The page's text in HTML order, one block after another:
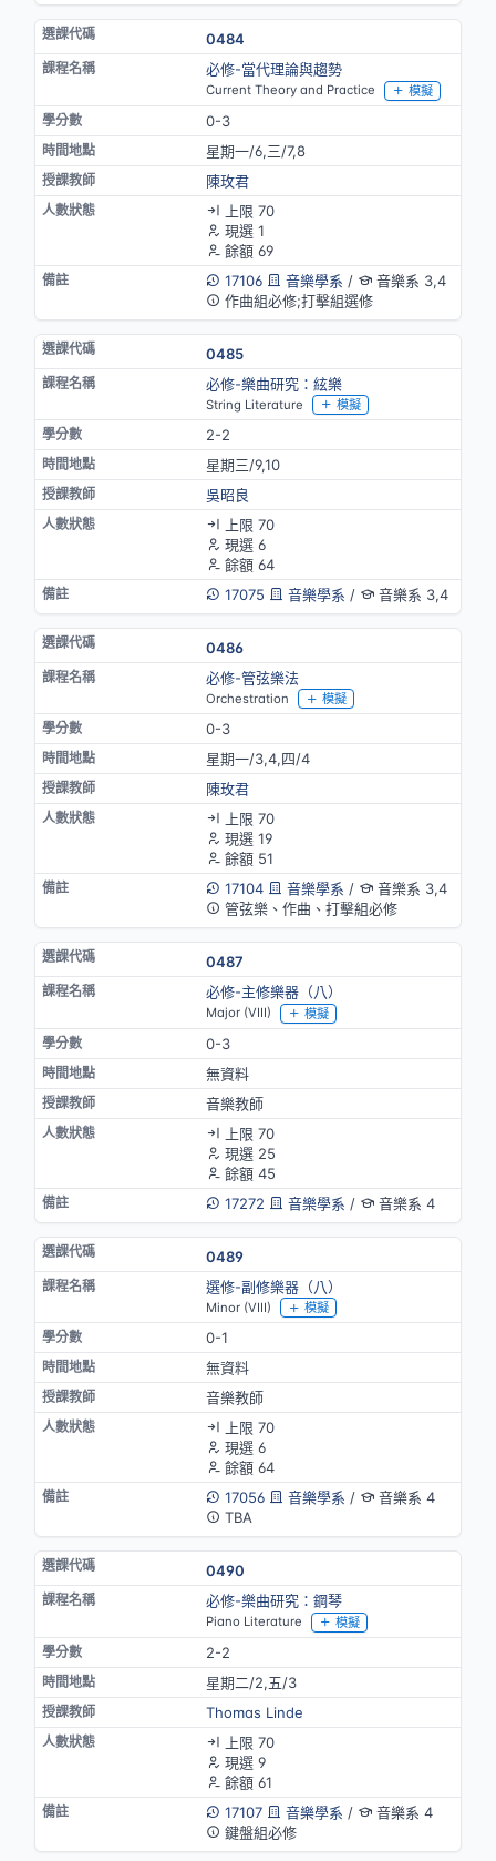
0484
必修-當代理論與趨勢
Current Theory and Practice 模擬
0-3
星期一/6,三/7,8
陳玫君
上限 70
現選 1
餘額 69
17106
音樂學系 /
音樂系 3,4
作曲組必修;打擊組選修
0485
必修-樂曲研究：絃樂
String Literature 模擬
2-2
星期三/9,10
吳昭良
上限 70
現選 6
餘額 64
17075
音樂學系 / 音樂系 3,4
0486
必修-管弦樂法
Orchestration 模擬
0-3
星期一/3,4,四/4
陳玫君
上限 70
現選 19
餘額 51
17104
音樂學系 /
音樂系 3,4
管弦樂、作曲、打擊組必修
0487
必修-主修樂器（八）
Major (VIII) 模擬
0-3
無資料
音樂教師
上限 70
現選 25
餘額 45
17272
音樂學系 / 音樂系 4
0489
選修-副修樂器（八）
Minor (VIII) 模擬
0-1
無資料
音樂教師
上限 70
現選 6
餘額 64
17056
音樂學系 /
音樂系 4
TBA
0490
必修-樂曲研究：鋼琴
Piano Literature 模擬
2-2
星期二/2,五/3
Thomas Linde
上限 70
現選 9
餘額 61
17107
音樂學系 /
音樂系 4
鍵盤組必修